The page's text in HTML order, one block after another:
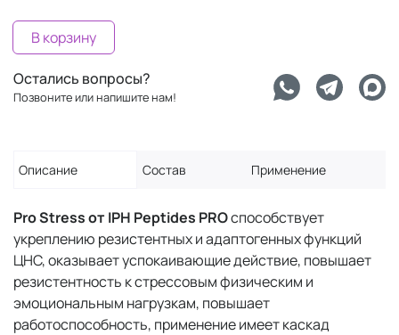
В корзину
Остались вопросы?
Позвоните или напишите нам!
Описание Состав Применение
Pro Stress от IPH Peptides PROспособствует
укреплению резистентных и адаптогенных функций
ЦНС, оказывает успокаивающие действие, повышает
резистентность к стрессовым физическим и
эмоциональным нагрузкам, повышает
работоспособность, применение имеет каскад